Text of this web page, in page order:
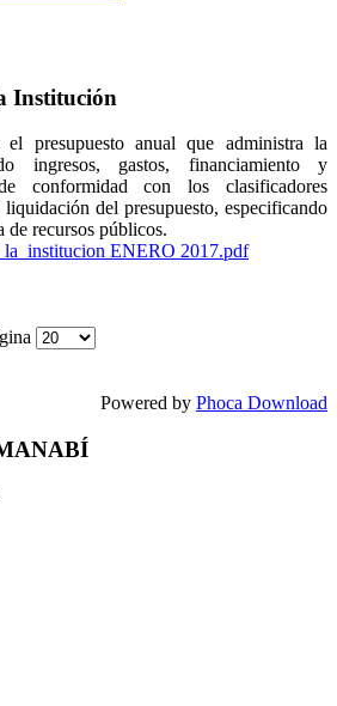
Institución
presupuesto anual que administra la
ingresos, gastos, financiamiento y
conformidad con los clasificadores
liquidación del presupuesto, especificando
de recursos públicos.
ENERO 2017.pdf
Powered by Phoca Download